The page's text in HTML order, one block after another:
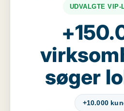
UDVALGTE VIP-
søger
+10.000